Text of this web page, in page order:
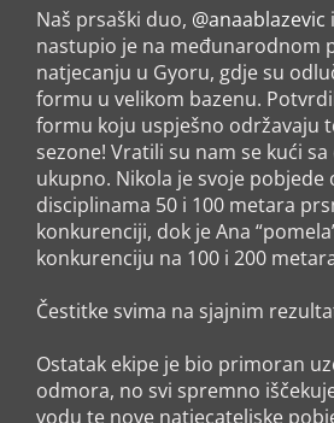
Naš prsaški duo, @anaablazevic i
nastupio je na međunarodnom
natjecanju u Gyoru, gdje su
formu u velikom bazenu.
formu koju uspješno održavaju
sezone! Vratili su nam se kući
ukupno. Nikola je svoje pobjede
disciplinama 50 i 100 metara
konkurenciji, dok je Ana
konkurenciju na 100 i 200
Čestitke svima na sjajnim
Ostatak ekipe je bio primoran
odmora, no svi spremno
vodu te nove natjecateljske